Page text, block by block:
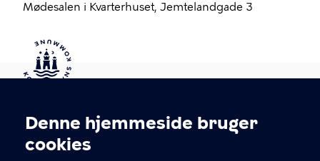
Cookieindstillinger
Denne hjemmeside bruger
cookies
Mødesalen i Kvarterhuset, Jemtelandgade 3
Kontakt Københavns Kommune
T